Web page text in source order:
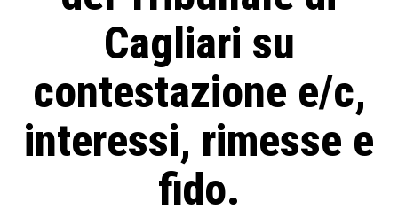
Cagliari su
contestazione e/c,
interessi, rimesse e
fido.